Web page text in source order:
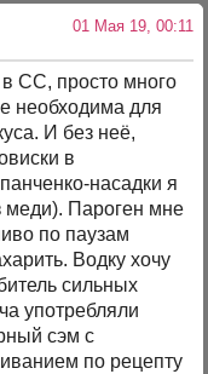
01 Мая 19, 00:11
СС, просто много
необходима для
И без неё,
в
насадки я
меди). Пароген мне
по паузам
Водку хочу
сильных
употребляли
сэм с
по рецепту